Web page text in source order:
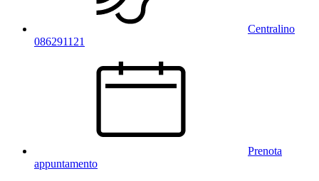
Centralino
086291121
Prenota
appuntamento